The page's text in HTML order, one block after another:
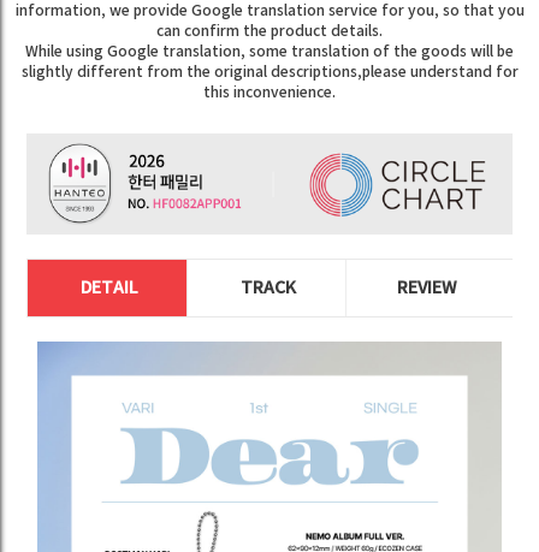
information, we provide Google translation service for you, so that you
can confirm the product details.
While using Google translation, some translation of the goods will be
slightly different from the original descriptions,please understand for
this inconvenience.
DETAIL TRACK REVIEW